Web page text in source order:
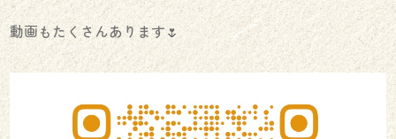
動画もたくさんあります🌷